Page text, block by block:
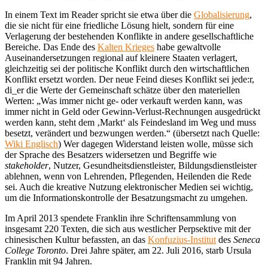
In einem Text im Reader spricht sie etwa über die Globalisierung,
die sie nicht für eine friedliche Lösung hielt, sondern für eine
Verlagerung der bestehenden Konflikte in andere gesellschaftliche
Bereiche. Das Ende des Kalten Krieges habe gewaltvolle
Auseinandersetzungen regional auf kleinere Staaten verlagert,
gleichzeitig sei der politische Konflikt durch den wirtschaftlichen
Konflikt ersetzt worden. Der neue Feind dieses Konflikt sei jede:r,
di_er die Werte der Gemeinschaft schätze über den materiellen
Werten: „Was immer nicht ge- oder verkauft werden kann, was
immer nicht in Geld oder Gewinn-Verlust-Rechnungen ausgedrückt
werden kann, steht dem ‚Markt‘ als Feindesland im Weg und muss
besetzt, verändert und bezwungen werden.“ (übersetzt nach Quelle:
Wiki Englisch) Wer dagegen Widerstand leisten wolle, müsse sich
der Sprache des Besatzers widersetzen und Begriffe wie
stakeholder, Nutzer, Gesundheitsdienstleister, Bildungsdienstleister
ablehnen, wenn von Lehrenden, Pflegenden, Heilenden die Rede
sei. Auch die kreative Nutzung elektronischer Medien sei wichtig,
um die Informationskontrolle der Besatzungsmacht zu umgehen.
Im April 2013 spendete Franklin ihre Schriftensammlung von
insgesamt 220 Texten, die sich aus westlicher Perpsektive mit der
chinesischen Kultur befassten, an das Konfuzius-Institut des Seneca
College Toronto. Drei Jahre später, am 22. Juli 2016, starb Ursula
Franklin mit 94 Jahren.